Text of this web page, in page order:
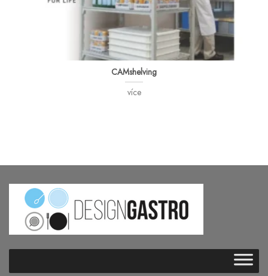
CAMshelving
více